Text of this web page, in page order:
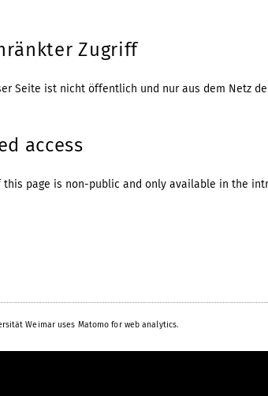
Zugriff
Seite ist nicht öffentlich und nur aus dem Netz
access
this page is non-public and only available in the
Weimar uses Matomo for web analytics.